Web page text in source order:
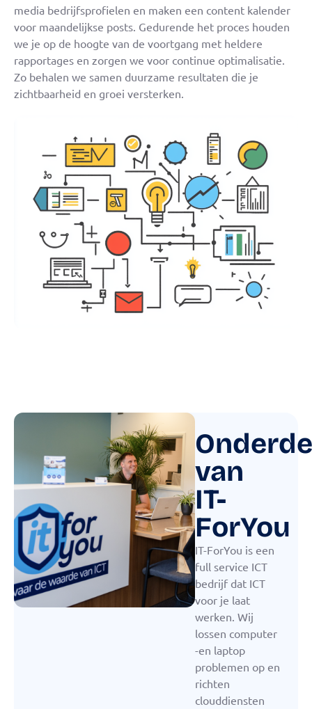
media bedrijfsprofielen en maken een content kalender
voor maandelijkse posts. Gedurende het proces houden
we je op de hoogte van de voortgang met heldere
rapportages en zorgen we voor continue optimalisatie.
Zo behalen we samen duurzame resultaten die je
zichtbaarheid en groei versterken.
van
IT-
ForYou
IT-ForYou is een
full service ICT
bedrijf dat ICT
voor je laat
werken. Wij
lossen computer
-en laptop
problemen op en
richten
clouddiensten